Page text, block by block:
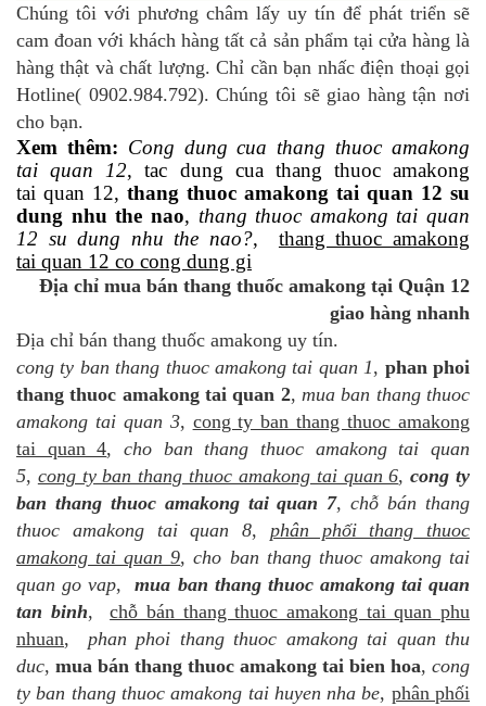
Chúng tôi với phương châm lấy uy tín để phát triển sẽ
cam đoan với khách hàng tất cả sản phẩm tại cửa hàng là
hàng thật và chất lượng. Chỉ cần bạn nhấc điện thoại gọi
Hotline( 0902.984.792). Chúng tôi sẽ giao hàng tận nơi
cho bạn.
Xem thêm: Cong dung cua thang thuoc amakong
tai quan 12, tac dung cua thang thuoc amakong
tai quan 12, thang thuoc amakong tai quan 12 su
dung nhu the nao, thang thuoc amakong tai quan
12 su dung nhu the nao?, thang thuoc amakong
tai quan 12 co cong dung gi
Địa chỉ mua bán thang thuốc amakong tại Quận 12
giao hàng nhanh
Địa chỉ bán thang thuốc amakong uy tín.
cong ty ban thang thuoc amakong tai quan 1, phan phoi
thang thuoc amakong tai quan 2,mua ban thang thuoc
amakong tai quan 3, cong ty ban thang thuoc amakong
tai quan 4,cho ban thang thuoc amakong tai quan
5, cong ty ban thang thuoc amakong tai quan 6,cong ty
ban thang thuoc amakong tai quan 7,chỗ bán thang
thuoc amakong tai quan 8, phân phối thang thuoc
amakong tai quan 9,cho ban thang thuoc amakong tai
quan go vap,mua ban thang thuoc amakong tai quan
tan binh,chỗ bán thang thuoc amakong tai quan phu
nhuan, phan phoi thang thuoc amakong tai quan thu
duc, mua bán thang thuoc amakong tai bien hoa, cong
ty ban thang thuoc amakong tai huyen nha be, phân phối